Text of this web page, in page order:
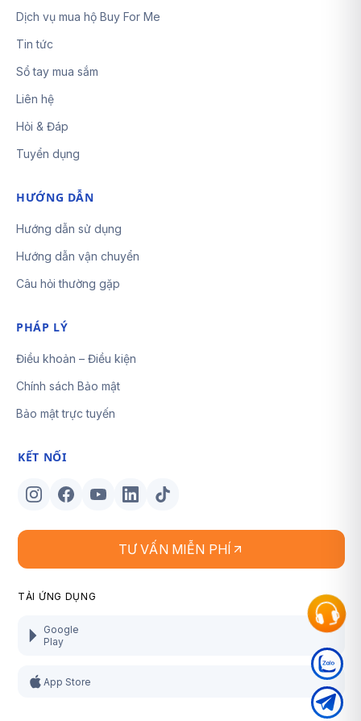
Dịch vụ mua hộ Buy For Me
Tin tức
Sổ tay mua sắm
Liên hệ
Hỏi & Đáp
Tuyển dụng
HƯỚNG DẪN
Hướng dẫn sử dụng
Hướng dẫn vận chuyển
Câu hỏi thường gặp
PHÁP LÝ
Điều khoản – Điều kiện
Chính sách Bảo mật
Bảo mật trực tuyến
KẾT NỐI
TƯ VẤN MIỄN PHÍ
TẢI ỨNG DỤNG
Google
Play
App Store